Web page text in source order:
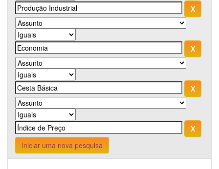
Iniciar uma nova pesquisa